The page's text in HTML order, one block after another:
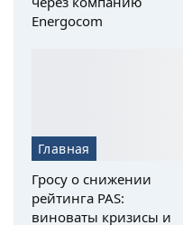
Energocom
Главная
Гросу о снижении
рейтинга PAS:
виноваты кризисы и